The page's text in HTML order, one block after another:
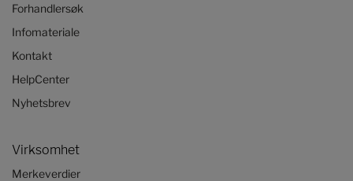
Forhandlersøk
Infomateriale
Kontakt
HelpCenter
Nyhetsbrev
Virksomhet
Merkeverdier